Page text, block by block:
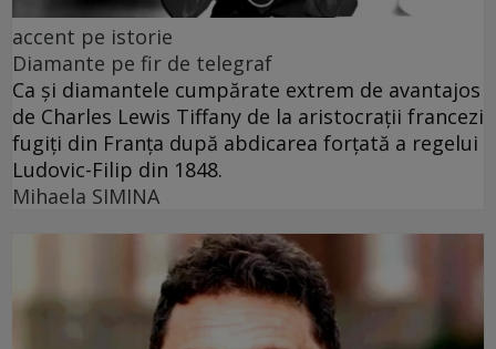
accent pe istorie
Diamante pe fir de telegraf
Ca și diamantele cumpărate extrem de avantajos
de Charles Lewis Tiffany de la aristocrații francezi
fugiți din Franța după abdicarea forțată a regelui
Ludovic-Filip din 1848.
Mihaela SIMINA